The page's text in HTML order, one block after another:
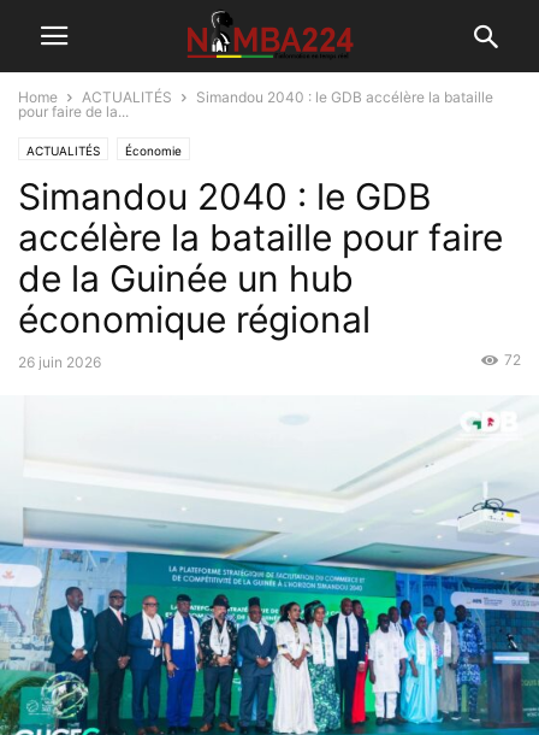
Home ACTUALITÉS
Simandou 2040 : le GDB accélère la bataille
pour faire de la...
ACTUALITÉS Économie
Simandou 2040 : le GDB
accélère la bataille pour faire
de la Guinée un hub
économique régional
26 juin 2026 72